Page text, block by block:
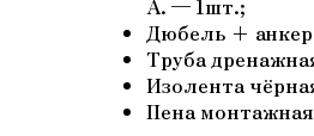
А. — 1шт.;
Дюбель +
Труба
Изолента
Пена